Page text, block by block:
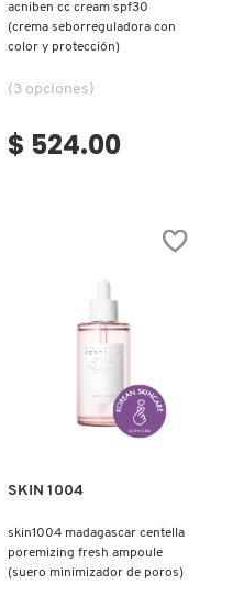
acniben cc cream spf30
(crema seborreguladora con
color y protección)
(3 opciones)
$ 524.00
Ver más
SKIN 1004
skin1004 madagascar centella
poremizing fresh ampoule
(suero minimizador de poros)